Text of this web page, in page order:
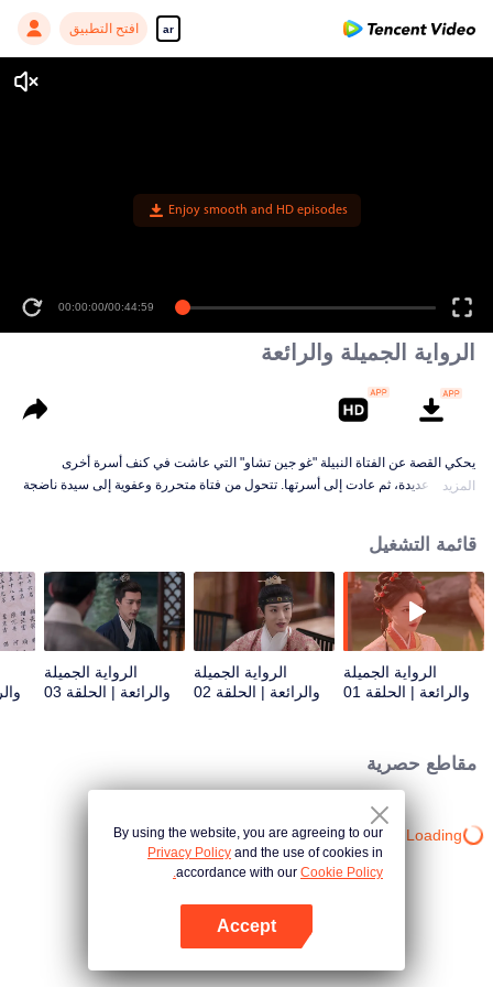
ar افتح التطبيق
Enjoy smooth and HD episodes
00:00:00/00:44:59
الرواية الجميلة والرائعة
يحكي القصة عن الفتاة النبيلة "غو جين تشاو" التي عاشت في كنف أسرة أخرى
لسنوات عديدة، ثم عادت إلى أسرتها. تتحول من فتاة متحررة وعفوية إلى سيدة ناضجة
المزيد
قائمة التشغيل
الرواية الجميلة
والرائعة | الحلقة 01
الرواية الجميلة
والرائعة | الحلقة 02
الرواية الجميلة
والرائعة | الحلقة 03
مقاطع حصرية
Loading…
By using the website, you are agreeing to our
Privacy Policy and the use of cookies in
accordance with our Cookie Policy.
Accept